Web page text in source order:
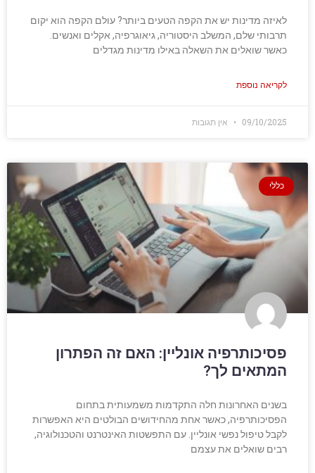
לאיזה מדינות יש את הקפה הטעים ביותר? עולם הקפה הוא יקום
תרבותי שלם, המשלב היסטוריה, גיאוגרפיה, אקלים ואנשים.
כאשר שואלים את השאלה באילו מדינות מגדלים
לקריאה נוספת
09/10/2025 אין תגובות
כללי
פסיכותרפיה אונליין: האם זה הפתרון
המתאים לך?
בשנים האחרונות חלה התקדמות משמעותית בתחום
הפסיכותרפיה, כאשר אחת מהחידושים הבולטים היא האפשרות
לקבל טיפול נפשי אונליין. עם התפשטות האינטרנט והטכנולוגיה,
רבים שואלים את עצמם